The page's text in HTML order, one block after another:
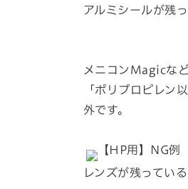
アルミシールが残
メニコンMagicなど
「ポリプロピレン
外です。
レンズが残っている